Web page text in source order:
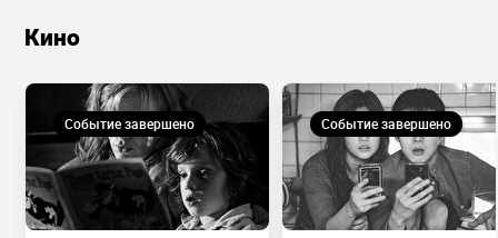
Кино
Событие завершено Событие завершено